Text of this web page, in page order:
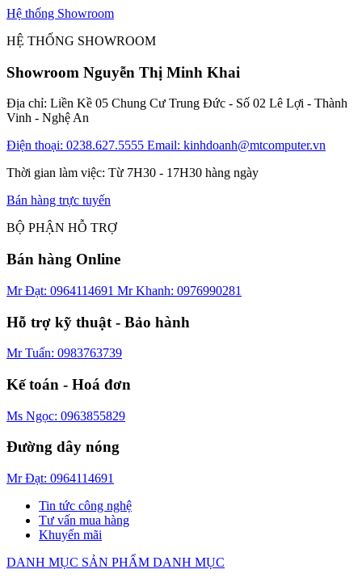
Hệ thống Showroom
HỆ THỐNG SHOWROOM
Showroom Nguyễn Thị Minh Khai
Địa chỉ: Liền Kề 05 Chung Cư Trung Đức - Số 02 Lê Lợi - Thành
Vinh - Nghệ An
Điện thoại: 0238.627.5555 Email: kinhdoanh@mtcomputer.vn
Thời gian làm việc: Từ 7H30 - 17H30 hàng ngày
Bán hàng trực tuyến
BỘ PHẬN HỖ TRỢ
Bán hàng Online
Mr Đạt: 0964114691 Mr Khanh: 0976990281
Hỗ trợ kỹ thuật - Bảo hành
Mr Tuấn: 0983763739
Kế toán - Hoá đơn
Ms Ngọc: 0963855829
Đường dây nóng
Mr Đạt: 0964114691
Tin tức công nghệ
Tư vấn mua hàng
Khuyến mãi
DANH MỤC SẢN PHẨM DANH MỤC